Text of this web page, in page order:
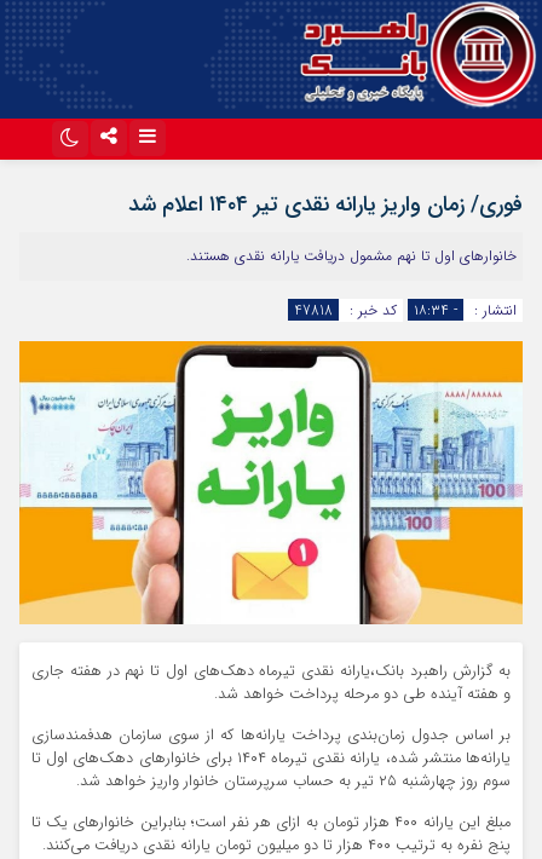
فوری/ زمان واریز یارانه نقدی تیر ۱۴۰۴ اعلام شد
خانوارهای اول تا نهم مشمول دریافت یارانه نقدی هستند.
انتشار : - ۱۸:۳۴ کد خبر : 47818
به گزارش راهبرد بانک،یارانه نقدی تیرماه دهک‌های اول تا نهم در هفته جاری
و هفته آینده طی دو مرحله پرداخت خواهد شد.
بر اساس جدول زمان‌بندی پرداخت‌ یارانه‌ها که از سوی سازمان هدفمندسازی
یارانه‌ها منتشر شده، یارانه نقدی تیرماه ۱۴۰۴ برای خانوارهای دهک‌های اول تا
سوم روز چهارشنبه ۲۵ تیر به حساب سرپرستان خانوار واریز خواهد شد.
مبلغ این یارانه ۴۰۰ هزار تومان به ازای هر نفر است؛ بنابراین خانوارهای یک تا
پنج نفره به ترتیب ۴۰۰ هزار تا دو میلیون تومان یارانه نقدی دریافت می‌کنند.